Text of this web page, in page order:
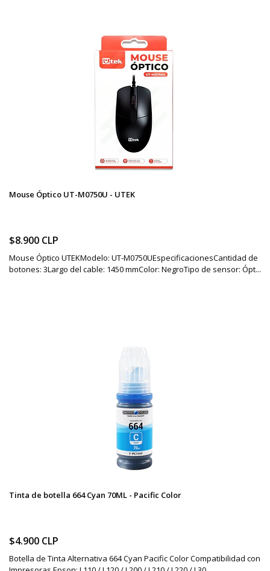
Mouse Óptico UT-M0750U - UTEK
$8.900 CLP
Mouse Óptico UTEKModelo: UT-M0750UEspecificacionesCantidad de
botones: 3Largo del cable: 1450 mmColor: NegroTipo de sensor: Ópt...
Tinta de botella 664 Cyan 70ML - Pacific Color
$4.900 CLP
Botella de Tinta Alternativa 664 Cyan Pacific Color Compatibilidad con